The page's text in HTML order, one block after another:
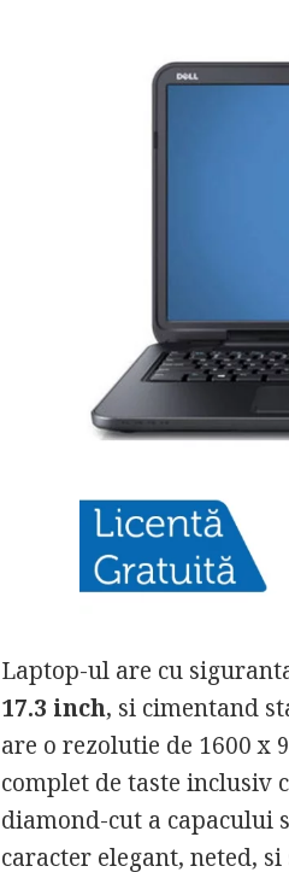
Laptop-ul are cu
17.3 inch, si cimentand
are o rezolutie de 1600 x
complet de taste inclusiv
diamond-cut a capacului
caracter elegant, neted,